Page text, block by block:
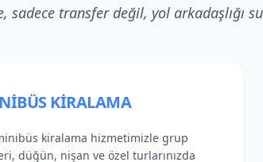
sadece transfer değil, yol arkadaşlığı
KIRALAMA
kiralama hizmetimizle grup
düğün, nişan ve özel turlarınızda